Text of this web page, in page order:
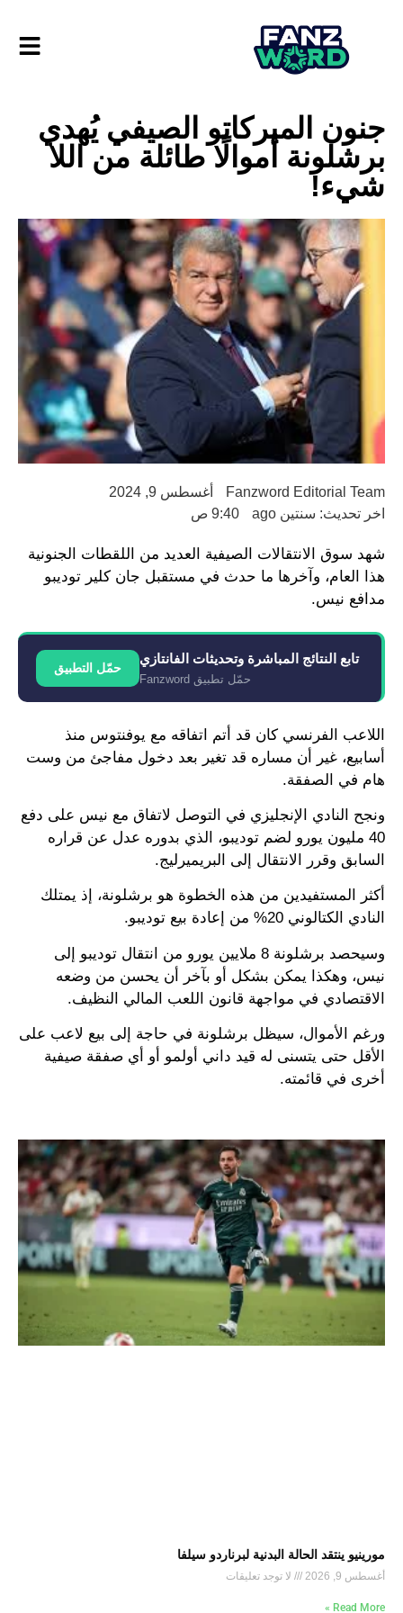
جنون الميركاتو الصيفي يُهدي
برشلونة أموالًا طائلة من اللا
شيء!
Fanzword Editorial Team
أغسطس 9, 2024
اخر تحديث: سنتين ago
9:40 ص
شهد سوق الانتقالات الصيفية العديد من اللقطات الجنونية
هذا العام، وآخرها ما حدث في مستقبل جان كلير توديبو
مدافع نيس.
تابع النتائج المباشرة وتحديثات الفانتازي
حمّل تطبيق Fanzword
حمّل التطبيق
اللاعب الفرنسي كان قد أتم اتفاقه مع يوفنتوس منذ
أسابيع، غير أن مساره قد تغير بعد دخول مفاجئ من وست
هام في الصفقة.
ونجح النادي الإنجليزي في التوصل لاتفاق مع نيس على دفع
40 مليون يورو لضم توديبو، الذي بدوره عدل عن قراره
السابق وقرر الانتقال إلى البريميرليج.
أكثر المستفيدين من هذه الخطوة هو برشلونة، إذ يمتلك
النادي الكتالوني 20% من إعادة بيع توديبو.
وسيحصد برشلونة 8 ملايين يورو من انتقال توديبو إلى
نيس، وهكذا يمكن بشكل أو بآخر أن يحسن من وضعه
الاقتصادي في مواجهة قانون اللعب المالي النظيف.
ورغم الأموال، سيظل برشلونة في حاجة إلى بيع لاعب على
الأقل حتى يتسنى له قيد داني أولمو أو أي صفقة صيفية
أخرى في قائمته.
مورينيو ينتقد الحالة البدنية لبرناردو سيلفا
أغسطس 9, 2026 لا توجد تعليقات
Read More »